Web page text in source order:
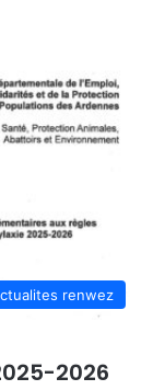
renwez
2026